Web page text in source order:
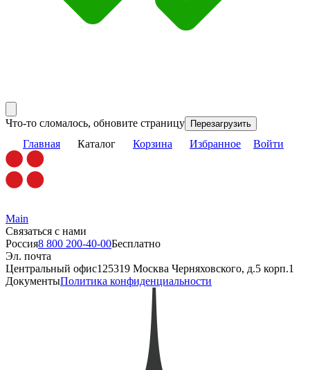
Что-то сломалось, обновите страницу Перезагрузить
Главная Каталог Корзина Избранное Войти
Main
Связаться с нами
Россия8 800 200-40-00Бесплатно
Эл. почта
Центральный офис125319 Москва Черняховского, д.5 корп.1
ДокументыПолитика конфиденциальности